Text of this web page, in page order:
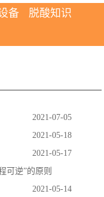
备
脱酸知识
2021-07-05
2021-05-18
2021-05-17
可逆”的原则
2021-05-14